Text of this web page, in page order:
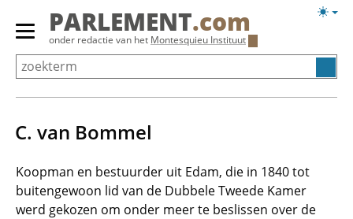
Overslaan
Primair
menu
tonen/verbergen
PARLEMENT.com
onder redactie van het Montesquieu Instituut
C. van Bommel
Koopman en bestuurder uit Edam, die in 1840 tot
buitengewoon lid van de Dubbele Tweede Kamer
werd gekozen om onder meer te beslissen over de